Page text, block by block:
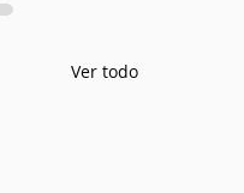
Ver todo